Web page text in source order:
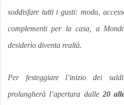
soddisfare tutti i gusti: moda,
complementi per la casa, a
desiderio diventa realtà.
Per festeggiare l’inizio dei
prolungherà l’apertura dalle 20